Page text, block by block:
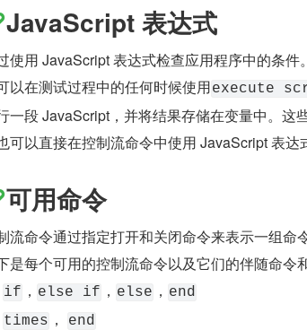
JavaScript 表达式
使用 JavaScript 表达式检查应用程序中的条件。
以在测试过程中的任何时候使用execute
一段 JavaScript，并将结果存储在变量中。这
可以直接在控制流命令中使用 JavaScript 表达
可用命令
流命令通过指定打开和关闭命令来表示一组命
是每个可用的控制流命令以及它们的伴随命令
if ， else if ， else ， end
times ，
end